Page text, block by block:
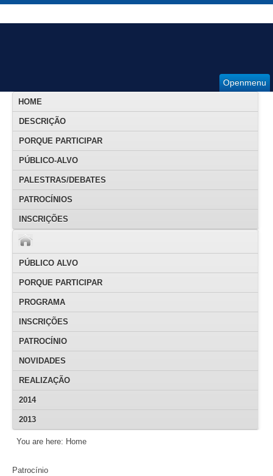
Openmenu
HOME
DESCRIÇÃO
PORQUE PARTICIPAR
PÚBLICO-ALVO
PALESTRAS/DEBATES
PATROCÍNIOS
INSCRIÇÕES
PÚBLICO ALVO
PORQUE PARTICIPAR
PROGRAMA
INSCRIÇÕES
PATROCÍNIO
NOVIDADES
REALIZAÇÃO
2014
2013
You are here: Home
Patrocínio